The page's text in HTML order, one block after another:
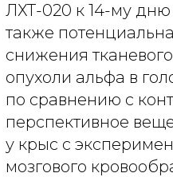
ЛХТ-020 к 14-му
также
снижения
опухоли альфа в
по сравнению с
перспективное
у крыс с
мозгового